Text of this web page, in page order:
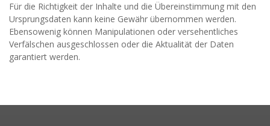
Für die Richtigkeit der Inhalte und die Übereinstimmung mit den
Ursprungsdaten kann keine Gewähr übernommen werden.
Ebensowenig können Manipulationen oder versehentliches
Verfälschen ausgeschlossen oder die Aktualität der Daten
garantiert werden.